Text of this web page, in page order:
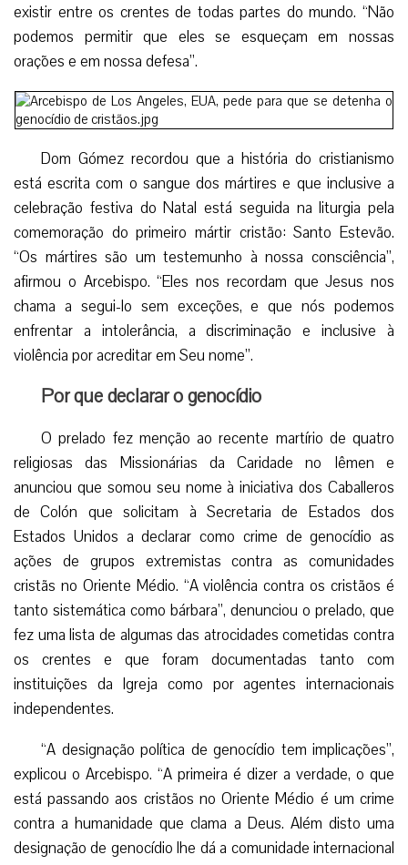
existir entre os crentes de todas partes do mundo. “Não
podemos permitir que eles se esqueçam em nossas
orações e em nossa defesa”.
Dom Gómez recordou que a história do cristianismo
está escrita com o sangue dos mártires e que inclusive a
celebração festiva do Natal está seguida na liturgia pela
comemoração do primeiro mártir cristão: Santo Estevão.
“Os mártires são um testemunho à nossa consciência”,
afirmou o Arcebispo. “Eles nos recordam que Jesus nos
chama a segui-lo sem exceções, e que nós podemos
enfrentar a intolerância, a discriminação e inclusive à
violência por acreditar em Seu nome”.
Por que declarar o genocídio
O prelado fez menção ao recente martírio de quatro
religiosas das Missionárias da Caridade no Iêmen e
anunciou que somou seu nome à iniciativa dos Caballeros
de Colón que solicitam à Secretaria de Estados dos
Estados Unidos a declarar como crime de genocídio as
ações de grupos extremistas contra as comunidades
cristãs no Oriente Médio. “A violência contra os cristãos é
tanto sistemática como bárbara”, denunciou o prelado, que
fez uma lista de algumas das atrocidades cometidas contra
os crentes e que foram documentadas tanto com
instituições da Igreja como por agentes internacionais
independentes.
“A designação política de genocídio tem implicações”,
explicou o Arcebispo. “A primeira é dizer a verdade, o que
está passando aos cristãos no Oriente Médio é um crime
contra a humanidade que clama a Deus. Além disto uma
designação de genocídio lhe dá a comunidade internacional